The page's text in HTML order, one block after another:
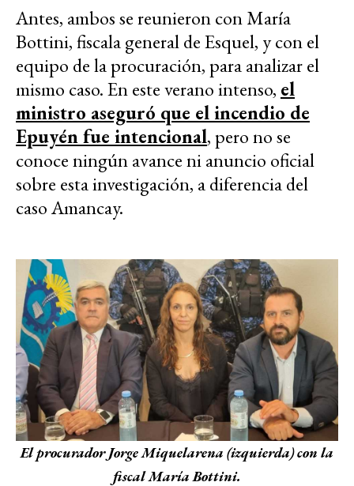
Antes, ambos se reunieron con María
Bottini, fiscala general de Esquel, y con el
equipo de la procuración, para analizar el
mismo caso. En este verano intenso, el
ministro aseguró que el incendio de
Epuyén fue intencional, pero no se
conoce ningún avance ni anuncio oficial
sobre esta investigación, a diferencia del
caso Amancay.
El procurador Jorge Miquelarena (izquierda) con la
fiscal María Bottini.